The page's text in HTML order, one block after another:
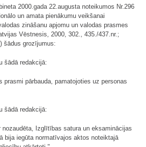
2000.gada 22.augusta noteikumos Nr.296
un amata pienākumu veikšanai
zināšanu apjomu un valodas prasmes
Vēstnesis, 2000, 302., 435./437.nr.;
šādus grozījumus:
šādā redakcijā:
prasmi pārbauda, pamatojoties uz personas
šādā redakcijā:
Izglītības satura un eksaminācijas
bija iegūta normatīvajos aktos noteiktajā